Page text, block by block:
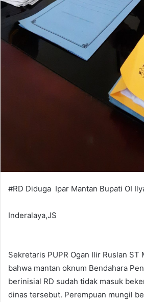
#RD Diduga Ipar Mantan Bupati OI
Inderalaya,JS
Sekretaris PUPR Ogan Ilir Ruslan ST
bahwa mantan oknum Bendahara
berinisial RD sudah tidak masuk
dinas tersebut. Perempuan mungil